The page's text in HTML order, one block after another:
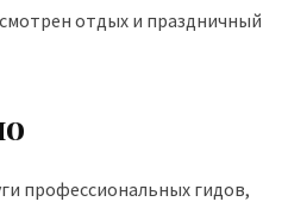
отдых и праздничный
профессиональных гидов,